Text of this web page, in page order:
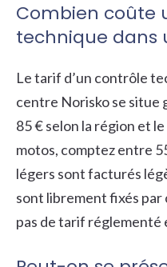
Combien coûte
technique dans
Le tarif d’un contrôle
centre Norisko se situe
85 € selon la région et
motos, comptez entre
légers sont facturés
sont librement fixés par
pas de tarif réglementé